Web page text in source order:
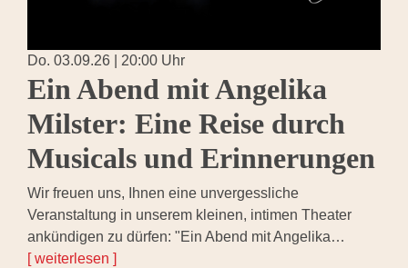
Do. 03.09.26 | 20:00 Uhr
Ein Abend mit Angelika
Milster: Eine Reise durch
Musicals und Erinnerungen
Wir freuen uns, Ihnen eine unvergessliche
Veranstaltung in unserem kleinen, intimen Theater
ankündigen zu dürfen: "Ein Abend mit Angelika…
[ weiterlesen ]